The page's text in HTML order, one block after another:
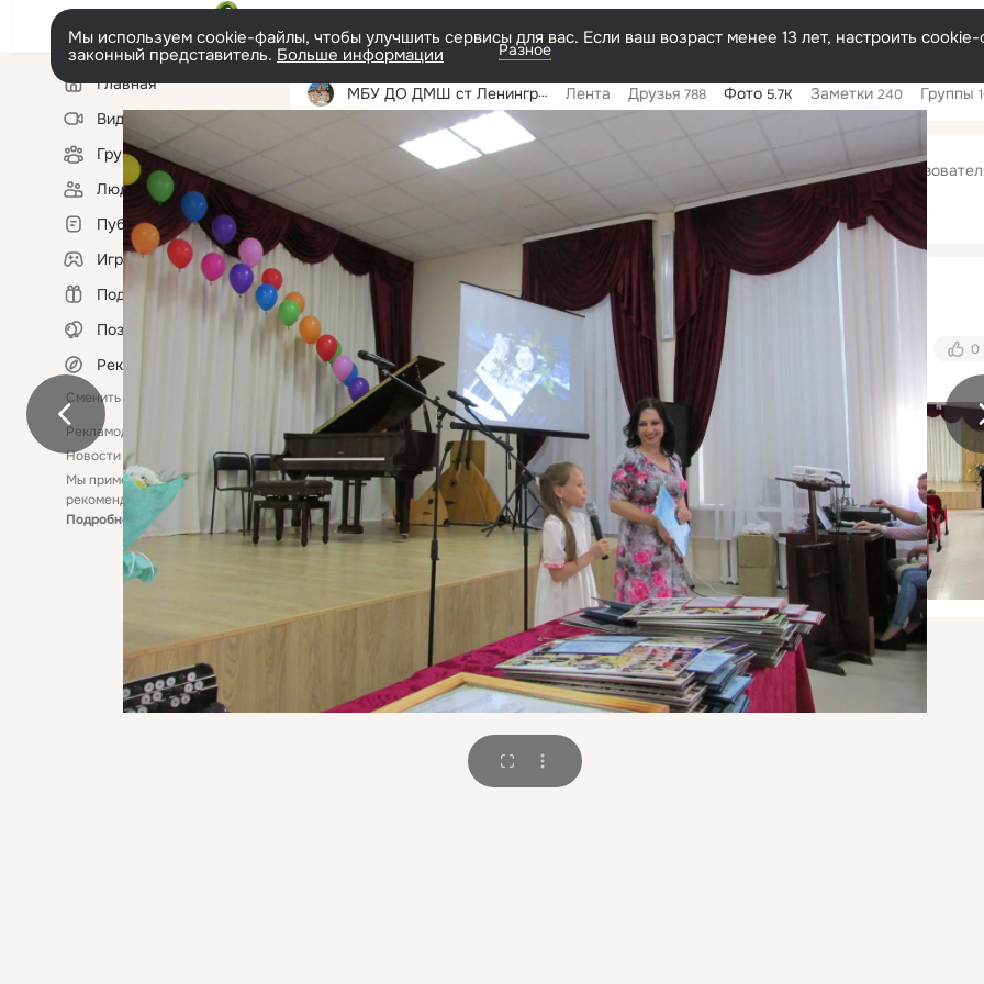
Разное
Мы используем cookie-файлы, чтобы улучшить сервисы для вас. Если ваш возраст менее 13 лет, настроить
законный представитель. Больше информации
Левая
колонкаГлавная
Видео
Группы
Люди
Публикации
Игры
Подарки
Поздравления
Рекомендации
Сменить язык
Рекламодателям
Новости Ещё
Мы применяем
рекомендательные технологии
Подробнее
МБУ ДО ДМШ ст Ленинградской Лента Друзья 788 Фото 5.7K Заметки 240 Группы
Информация МБУ ДО ДМШ доступна только авторизованным
Войтиилизарегистрироваться
Фото Разное
5 750 фотографий
0